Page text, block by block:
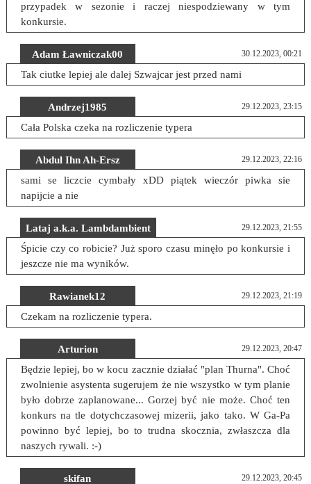
przypadek w sezonie i raczej niespodziewany w tym
konkursie.
Adam Ławniczak00 30.12.2023, 00:21
Tak ciutke lepiej ale dalej Szwajcar jest przed nami
Andrzej1985 29.12.2023, 23:15
Cała Polska czeka na rozliczenie typera
Abdul Ihn Ah-Ersz 29.12.2023, 22:16
sami se liczcie cymbały xDD piątek wieczór piwka sie
napijcie a nie
Lataj a.k.a. Lambdambient 29.12.2023, 21:55
Śpicie czy co robicie? Już sporo czasu minęło po konkursie i
jeszcze nie ma wyników.
Rawianek12 29.12.2023, 21:19
Czekam na rozliczenie typera.
Arturion 29.12.2023, 20:47
Będzie lepiej, bo w kocu zacznie działać "plan Thurna". Choć
zwolnienie asystenta sugerujem że nie wszystko w tym planie
było dobrze zaplanowane... Gorzej być nie może. Choć ten
konkurs na tle dotychczasowej mizerii, jako tako. W Ga-Pa
powinno być lepiej, bo to trudna skocznia, zwłaszcza dla
naszych rywali. :-)
skifan 29.12.2023, 20:45